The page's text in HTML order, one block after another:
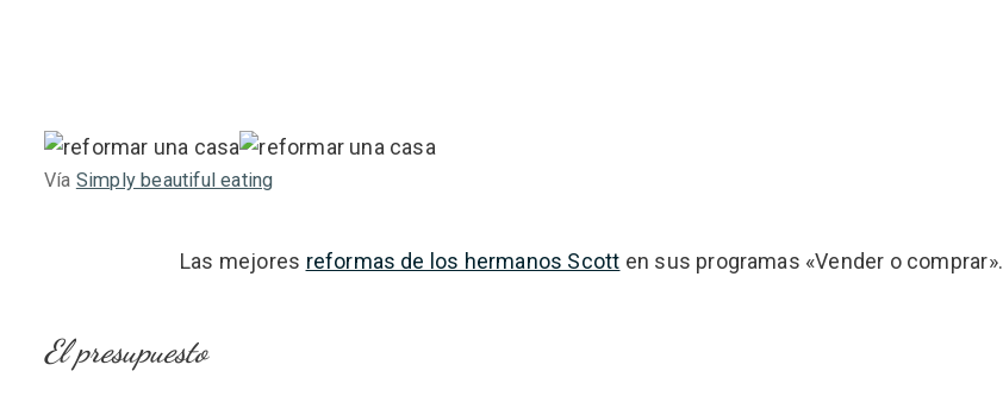
Vía Simply beautiful eating
Las mejores reformas de los hermanos Scott en sus programas «Vender o comprar».
El presupuesto